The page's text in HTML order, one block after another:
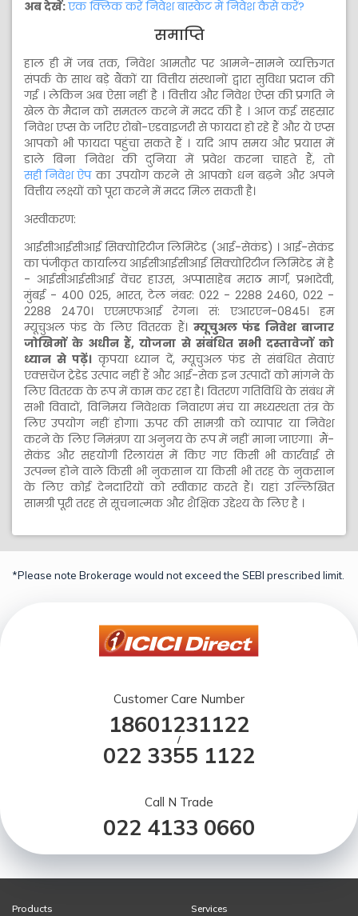
अब देखें:एक क्लिक करें निवेश बास्केट में निवेश कैसे करें?
समाप्ति
हाल ही में जब तक, निवेश आमतौर पर आमने-सामने व्यक्तिगत
संपर्क के साथ बड़े बैंकों या वित्तीय संस्थानों द्वारा सुविधा प्रदान की
गई । लेकिन अब ऐसा नहीं है । वित्तीय और निवेश ऐप्स की प्रगति ने
खेल के मैदान को समतल करने में मदद की है । आज कई सहस्रार
निवेश एप्स के जरिए रोबो-एडवाइजरी से फायदा हो रहे हैं और ये एप्स
आपको भी फायदा पहुंचा सकते हैं । यदि आप समय और प्रयास में
डाले बिना निवेश की दुनिया में प्रवेश करना चाहते हैं, तो
सही निवेश ऐपका उपयोग करने से आपको धन बढ़ने और अपने
वित्तीय लक्ष्यों को पूरा करने में मदद मिल सकती है।
अस्वीकरण:
आईसीआईसीआई सिक्योरिटीज लिमिटेड (आई-सेकंड) । आई-सेकंड
का पंजीकृत कार्यालय आईसीआईसीआई सिक्योरिटीज लिमिटेड में है
- आईसीआईसीआई वेंचर हाउस, अप्पासाहेब मराठ मार्ग, प्रभादेवी,
मुंबई - 400 025, भारत, टेल नंबर: 022 - 2288 2460, 022 -
2288 2470। एएमएफआई रेगन। सं: एआरएन-0845। हम
म्यूचुअल फंड के लिए वितरक हैं। म्यूचुअल फंड निवेश बाजार
जोखिमों के अधीन हैं, योजना से संबंधित सभी दस्तावेजों को
ध्यान से पढ़ें। कृपया ध्यान दें, म्यूचुअल फंड से संबंधित सेवाएं
एक्सचेंज ट्रेडेड उत्पाद नहीं हैं और आई-सेक इन उत्पादों को मांगने के
लिए वितरक के रूप में काम कर रहा है। वितरण गतिविधि के संबंध में
सभी विवादों, विनिमय निवेशक निवारण मंच या मध्यस्थता तंत्र के
लिए उपयोग नहीं होगा। ऊपर की सामग्री को व्यापार या निवेश
करने के लिए निमंत्रण या अनुनय के रूप में नहीं माना जाएगा। मैं-
सेकंड और सहयोगी रिलायंस में किए गए किसी भी कार्रवाई से
उत्पन्न होने वाले किसी भी नुकसान या किसी भी तरह के नुकसान
के लिए कोई देनदारियों को स्वीकार करते हैं। यहां उल्लिखित
सामग्री पूरी तरह से सूचनात्मक और शैक्षिक उद्देश्य के लिए है ।
*Please note Brokerage would not exceed the SEBI prescribed limit.
Customer Care Number
18601231122
/
022 3355 1122
Call N Trade
022 4133 0660
Products
Services